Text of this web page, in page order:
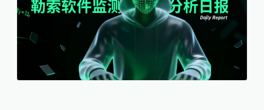
风险与供应链中断。建议企业重点关注Anubis、LockBit5、
Safepay、Dragonforce高危IOC，加强医疗、零售、教育与制
造企业的访问控制、数据备份及初始访问监测。